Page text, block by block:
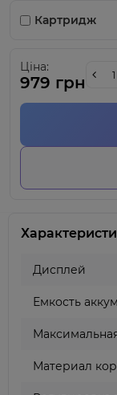
Картридж
Ціна:
979 грн
Дисплей
Емкость
Материал